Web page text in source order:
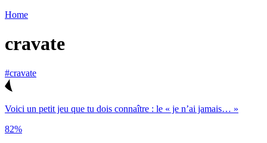
Home
cravate
#cravate
Voici un petit jeu que tu dois connaître : le « je n’ai jamais… »
82%